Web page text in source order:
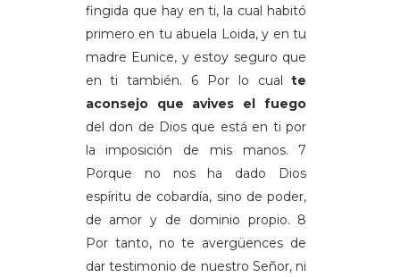
fingida que hay en ti, la cual habitó
primero en tu abuela Loida, y en tu
madre Eunice, y estoy seguro que
en ti también. 6 Por lo cualte
aconsejo que avives el fuego
del don de Dios que está en ti por
la imposición de mis manos. 7
Porque no nos ha dado Dios
espíritu de cobardía, sino de poder,
de amor y de dominio propio. 8
Por tanto, no te avergüences de
dar testimonio de nuestro Señor, ni